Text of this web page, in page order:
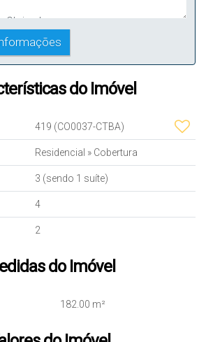
do Imóvel
419 (CO0037-CTBA)
Residencial » Cobertura
3 (sendo 1 suíte)
4
2
do Imóvel
182.00 m²